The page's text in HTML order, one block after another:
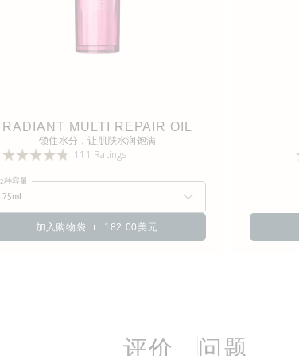
RADIANT MULTI REPAIR OIL
锁住水分，让肌肤水润饱满
111 Ratings
2种容量
75mL
加入购物袋 182.00美元
评价 问题